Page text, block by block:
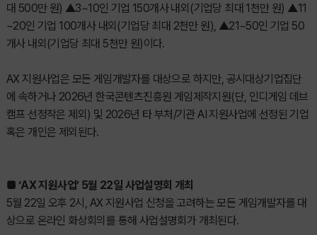
대 500만 원) ▲3~10인 기업 150개사 내외(기업당 최대 1천만 원) ▲11
~20인 기업 100개사 내외(기업당 최대 2천만 원), ▲21~50인 기업 50
개사 내외(기업당 최대 5천만 원)이다.
AX 지원사업은 모든 게임개발자를 대상으로 하지만, 공시대상기업집단
에 속하거나 2026년 한국콘텐츠진흥원 게임제작지원(단, 인디게임 데브
캠프 선정작은 제외) 및 2026년 타 부처/기관 AI 지원사업에 선정된 기업
혹은 개인은 제외된다.
■ ‘AX 지원사업’ 5월 22일 사업설명회 개최
5월 22일 오후 2시, AX 지원사업 신청을 고려하는 모든 게임개발자를 대
상으로 온라인 화상회의를 통해 사업설명회가 개최된다.